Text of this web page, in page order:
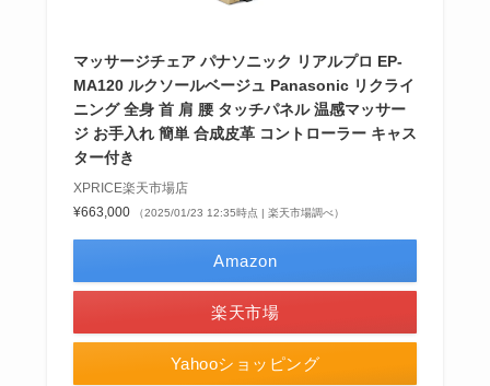
マッサージチェア パナソニック リアルプロ EP-
MA120 ルクソールベージュ Panasonic リクライ
ニング 全身 首 肩 腰 タッチパネル 温感マッサー
ジ お手入れ 簡単 合成皮革 コントローラー キャス
ター付き
XPRICE楽天市場店
¥663,000
（2025/01/23 12:35時点 | 楽天市場調べ）
Amazon
楽天市場
Yahooショッピング